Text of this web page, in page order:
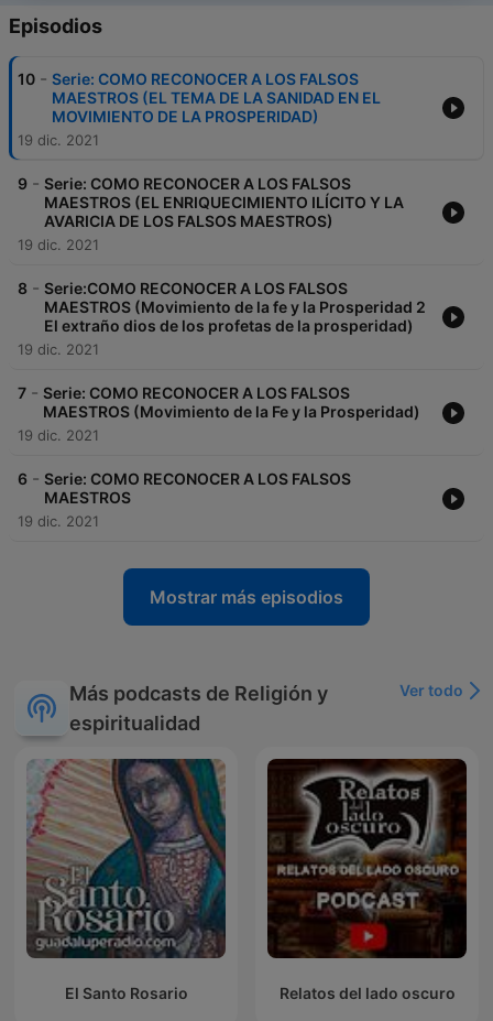
Episodios
10 - Serie: COMO RECONOCER A LOS FALSOS
MAESTROS (EL TEMA DE LA SANIDAD EN EL
MOVIMIENTO DE LA PROSPERIDAD)
19 dic. 2021
9 - Serie: COMO RECONOCER A LOS FALSOS
MAESTROS (EL ENRIQUECIMIENTO ILÍCITO Y LA
AVARICIA DE LOS FALSOS MAESTROS)
19 dic. 2021
8 - Serie:COMO RECONOCER A LOS FALSOS
MAESTROS (Movimiento de la fe y la Prosperidad 2
El extraño dios de los profetas de la prosperidad)
19 dic. 2021
7 - Serie: COMO RECONOCER A LOS FALSOS
MAESTROS (Movimiento de la Fe y la Prosperidad)
19 dic. 2021
6 - Serie: COMO RECONOCER A LOS FALSOS
MAESTROS
19 dic. 2021
Mostrar más episodios
Más podcasts de Religión y
espiritualidad
Ver todo
El Santo Rosario Relatos del lado oscuro